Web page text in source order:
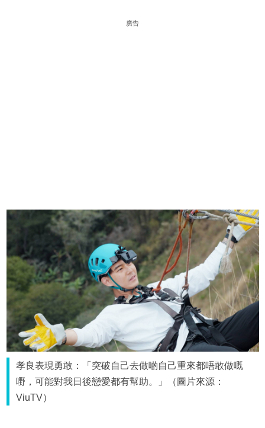
廣告
孝良表現勇敢：「突破自己去做啲自己重來都唔敢做嘅
嘢，可能對我日後戀愛都有幫助。」（圖片來源：
ViuTV）